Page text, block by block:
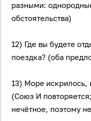
разными:
обстоятельства)
12) Где вы будете
поездка? (оба
13) Море искрилось,
(Союз И
нечётное, поэтому